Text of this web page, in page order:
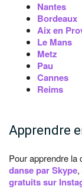
Nantes
Bordeaux
Aix en
Le Mans
Metz
Pau
Cannes
Reims
Apprendre
Pour apprendre la
danse par Skype,
gratuits sur